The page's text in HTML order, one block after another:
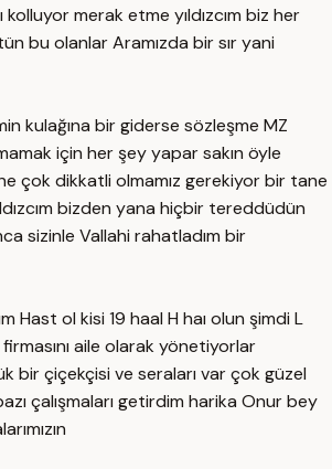
kolluyor merak etme yıldızcım biz her
bu olanlar Aramızda bir sır yani
kulağına bir giderse sözleşme MZ
için her şey yapar sakın öyle
çok dikkatli olmamız gerekiyor bir tane
bizden yana hiçbir tereddüdün
sizinle Vallahi rahatladım bir
Hast ol kisi 19 haal H haı olun şimdi L
aile olarak yönetiyorlar
bir çiçekçisi ve seraları var çok güzel
çalışmaları getirdim harika Onur bey